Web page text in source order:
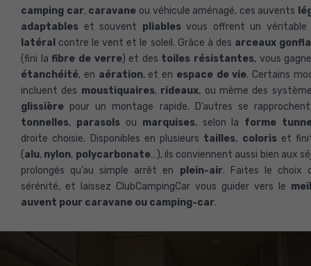
camping car, caravane ou véhicule aménagé, ces auvents
adaptables et souvent pliablesvous offrent un véritable
latéral contre le vent et le soleil. Grâce à des arceaux
(fini lafibre de verre) et des toiles résistantes, vous
étanchéité, en aération, et en espace de vie. Certains
incluent des moustiquaires, rideaux, ou même des
glissière pour un montage rapide. D’autres se
tonnelles, parasolsou marquises, selon la forme
droite choisie. Disponibles en plusieurs tailles, coloriset
(alu, nylon, polycarbonate…), ils conviennent aussi bien aux
prolongés qu’au simple arrêt en plein-air. Faites le choix
sérénité, et laissez ClubCampingCar vous guider vers le
auvent pour caravane ou camping-car.